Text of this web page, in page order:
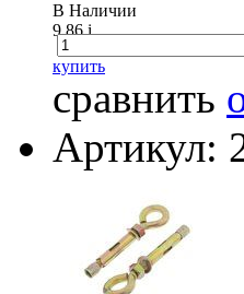
В Наличии
9.86i
купить
сравнить
Артикул: